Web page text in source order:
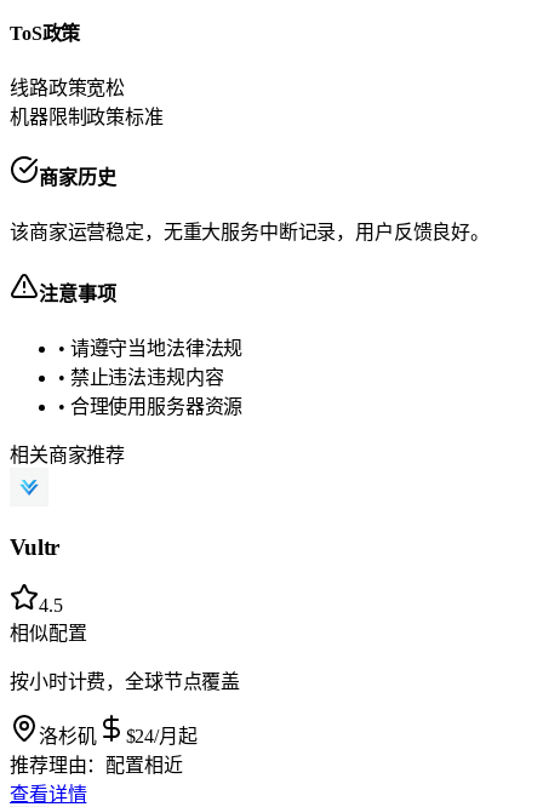
ToS政策
线路政策宽松
机器限制政策标准
商家历史
该商家运营稳定，无重大服务中断记录，用户反馈良好。
注意事项
• 请遵守当地法律法规
• 禁止违法违规内容
• 合理使用服务器资源
相关商家推荐
Vultr
4.5
相似配置
按小时计费，全球节点覆盖
洛杉矶 $24/月起
推荐理由： 配置相近
查看详情